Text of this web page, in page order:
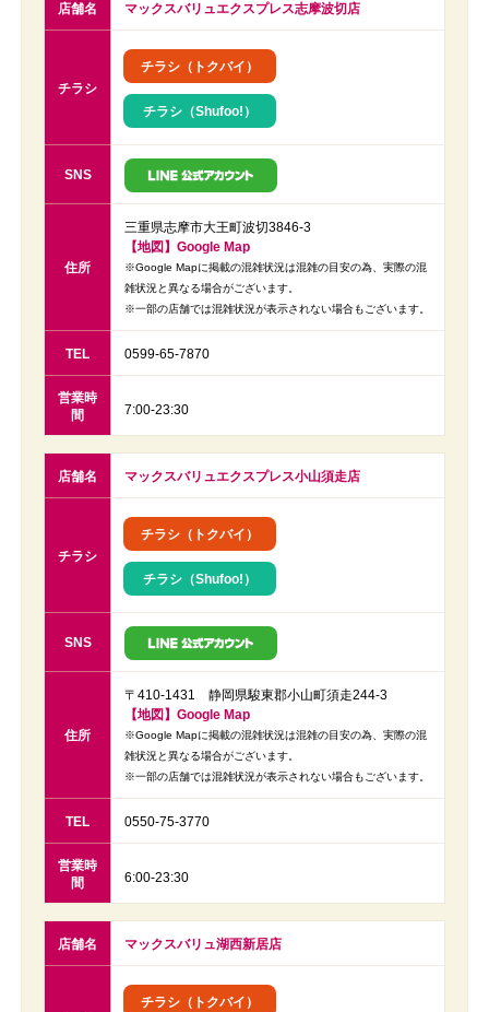
店舗名 マックスバリュエクスプレス志摩波切店
チラシ
チラシ（トクバイ）
チラシ（Shufoo!）
SNS
住所
三重県志摩市大王町波切3846-3
【地図】Google Map
※Google Mapに掲載の混雑状況は混雑の目安の為、実際の混
雑状況と異なる場合がございます。
※一部の店舗では混雑状況が表示されない場合もございます。
TEL 0599-65-7870
営業時
間
7:00-23:30
店舗名 マックスバリュエクスプレス小山須走店
チラシ
チラシ（トクバイ）
チラシ（Shufoo!）
SNS
住所
〒410-1431 静岡県駿東郡小山町須走244-3
【地図】Google Map
※Google Mapに掲載の混雑状況は混雑の目安の為、実際の混
雑状況と異なる場合がございます。
※一部の店舗では混雑状況が表示されない場合もございます。
TEL 0550-75-3770
営業時
間
6:00-23:30
店舗名 マックスバリュ湖西新居店
チラシ（トクバイ）